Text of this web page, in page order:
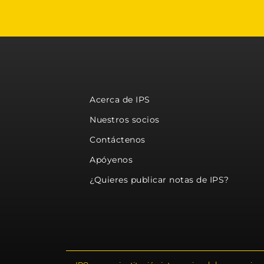
Acerca de IPS
Nuestros socios
Contáctenos
Apóyenos
¿Quieres publicar notas de IPS?